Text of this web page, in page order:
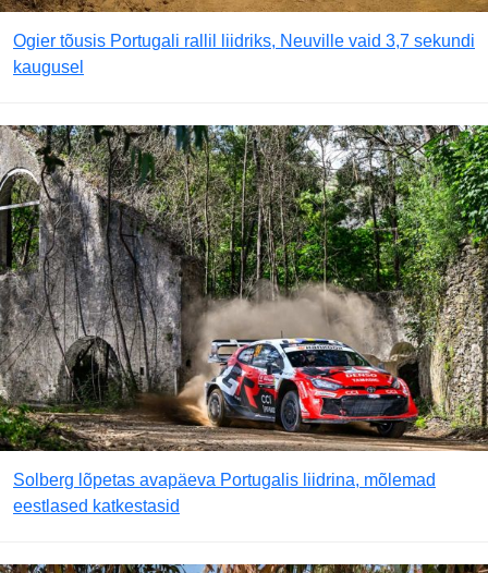
Ogier tõusis Portugali rallil liidriks, Neuville vaid 3,7 sekundi
kaugusel
Solberg lõpetas avapäeva Portugalis liidrina, mõlemad
eestlased katkestasid